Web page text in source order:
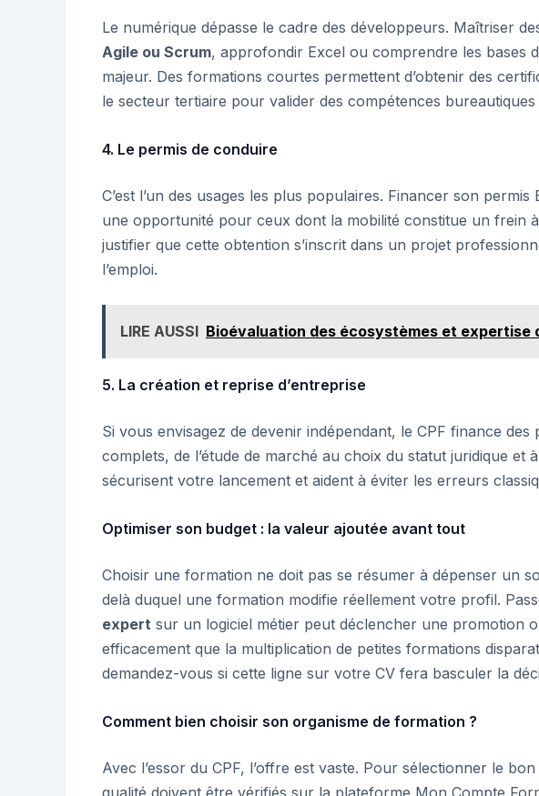
Le numérique dépasse le cadre des développeurs. Maîtriser
Agile ou Scrum, approfondir Excel ou comprendre les bases
majeur. Des formations courtes permettent d’obtenir des
le secteur tertiaire pour valider des compétences bureautiques
4. Le permis de conduire
C’est l’un des usages les plus populaires. Financer son
une opportunité pour ceux dont la mobilité constitue un frein
justifier que cette obtention s’inscrit dans un projet
l’emploi.
LIRE AUSSI Bioévaluation des écosystèmes et expertise
5. La création et reprise d’entreprise
Si vous envisagez de devenir indépendant, le CPF finance des
complets, de l’étude de marché au choix du statut juridique et
sécurisent votre lancement et aident à éviter les erreurs
Optimiser son budget : la valeur ajoutée avant tout
Choisir une formation ne doit pas se résumer à dépenser un
delà duquel une formation modifie réellement votre profil.
expert sur un logiciel métier peut déclencher une promotion
efficacement que la multiplication de petites formations
demandez-vous si cette ligne sur votre CV fera basculer la
Comment bien choisir son organisme de formation ?
Avec l’essor du CPF, l’offre est vaste. Pour sélectionner le
qualité doivent être vérifiés sur la plateforme Mon Compte